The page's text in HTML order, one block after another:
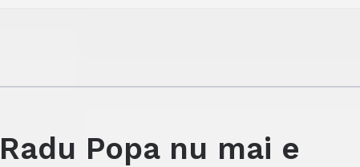
Radu Popa nu mai e